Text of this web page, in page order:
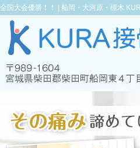
全国大会優勝！！ | 船岡・大河原・槻木